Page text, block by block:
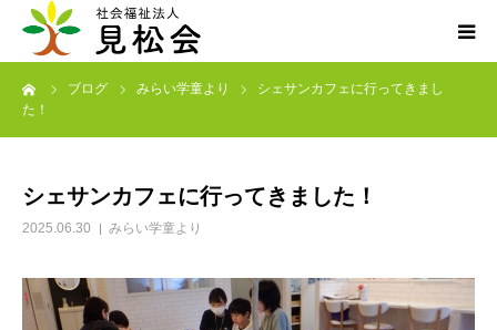
ブログ みらい学童より
シェサンカフェに行ってきまし
た！
シェサンカフェに行ってきました！
2025.06.30 みらい学童より
ブログ
サービス内容
求人・ボランティア